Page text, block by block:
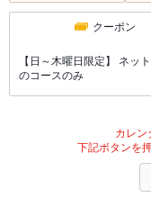
クーポン
【日～木曜日限定】 ネッ
のコースのみ
カレン
下記ボタンを